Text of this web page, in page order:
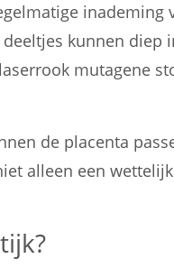
inademing
kunnen diep
mutagene
de placenta
alleen een